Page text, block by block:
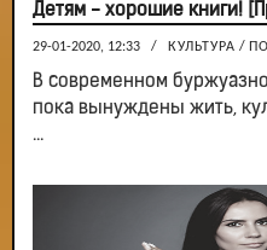
Детям - хорошие книги!
29-01-2020, 12:33 / КУЛЬТУРА /
В современном
пока вынуждены жить,
...